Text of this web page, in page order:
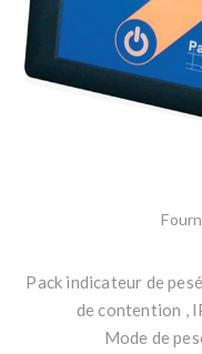
Pack indicateur de
de contention ,
Mode de